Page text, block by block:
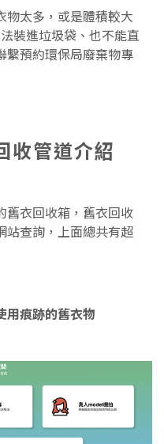
物太多，或是體積較大
裝進垃圾袋、也不能直
繫預約環保局廢棄物專
收管道介紹
舊衣回收箱，舊衣回收
站查詢，上面總共有超
用痕跡的舊衣物